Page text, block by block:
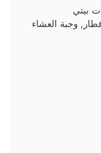
وجبة العشاء